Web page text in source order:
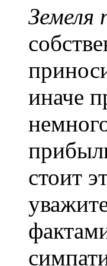
Земеля
иначе
стоит